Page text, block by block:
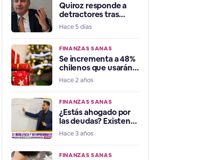
Quiroz responde a
detractores tras
crecimiento
económico: "Muchos
decían que
estábamos en
recesión"
Hace 5 días
FINANZAS SANAS
Se incrementa a 48%
chilenos que usarán
aguinaldo de navidad
para pagar deudas
Hace 2 años
FINANZAS SANAS
¿Estás ahogado por
las deudas? Existen
tres alternativas para
salir de ellas
Hace 3 años
FINANZAS SANAS